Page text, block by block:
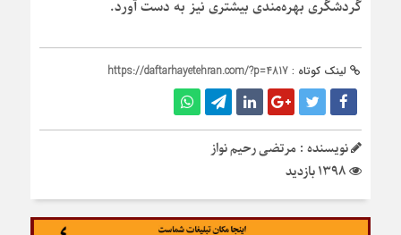
گردشگری بهره‌مندی بیشتری نیز به دست آورد.
لینک کوتاه : https://daftarhayetehran.com/?p=4817
نویسنده : مرتضی رحیم نواز